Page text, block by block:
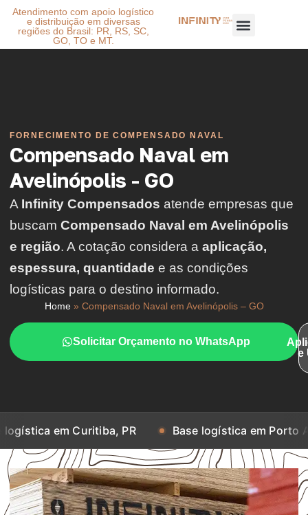
Atendimento com apoio logístico
e distribuição em diversas
regiões do Brasil: PR, RS, SC,
GO, TO e MT.
FORNECIMENTO DE COMPENSADO NAVAL
Compensado Naval em
Avelinópolis - GO
A Infinity Compensados atende empresas que
buscam Compensado Naval em Avelinópolis
e região. A cotação considera a aplicação,
espessura, quantidade e as condições
logísticas para o destino informado.
Home» Compensado Naval em Avelinópolis – GO
Solicitar Orçamento no WhatsApp
e
Curitiba, PR Base logística em Porto Alegre, RS